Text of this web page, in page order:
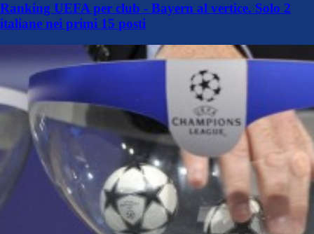
Ranking UEFA per club - Bayern al vertice. Solo 2
italiane nei primi 15 posti